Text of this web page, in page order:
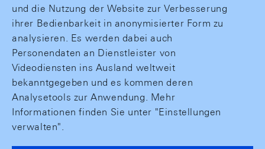
und die Nutzung der Website zur Verbesserung
ihrer Bedienbarkeit in anonymisierter Form zu
analysieren. Es werden dabei auch
Personendaten an Dienstleister von
Videodiensten ins Ausland weltweit
bekanntgegeben und es kommen deren
Analysetools zur Anwendung. Mehr
Informationen finden Sie unter "Einstellungen
verwalten".